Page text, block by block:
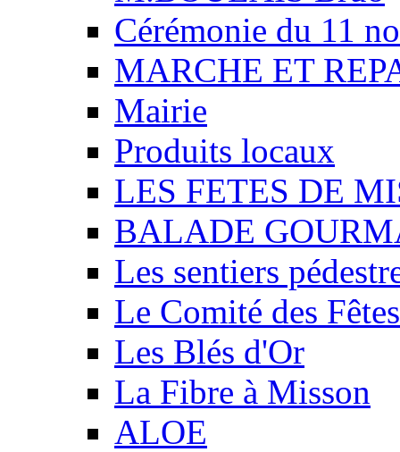
Cérémonie du 11
MARCHE ET
Mairie
Produits locaux
LES FETES DE
BALADE
Les sentiers
Le Comité des Fêtes
Les Blés d'Or
La Fibre à Misson
ALOE